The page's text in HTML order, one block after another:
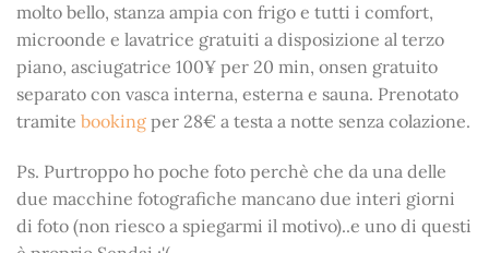
molto bello, stanza ampia con frigo e tutti i comfort,
microonde e lavatrice gratuiti a disposizione al terzo
piano, asciugatrice 100¥ per 20 min, onsen gratuito
separato con vasca interna, esterna e sauna. Prenotato
tramite booking per 28€ a testa a notte senza colazione.
Ps. Purtroppo ho poche foto perchè che da una delle
due macchine fotografiche mancano due interi giorni
di foto (non riesco a spiegarmi il motivo)..e uno di questi